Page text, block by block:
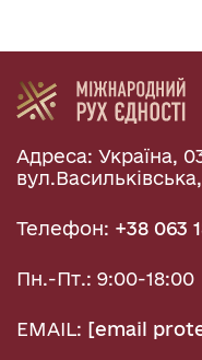
Адреса: Україна,
Телефон: +38 063
Пн.-Пт.: 9:00-18:00
EMAIL: [email